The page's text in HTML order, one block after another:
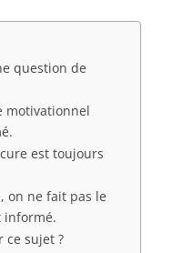
question de
motivationnel
est toujours
on ne fait pas le
informé.
ce sujet ?